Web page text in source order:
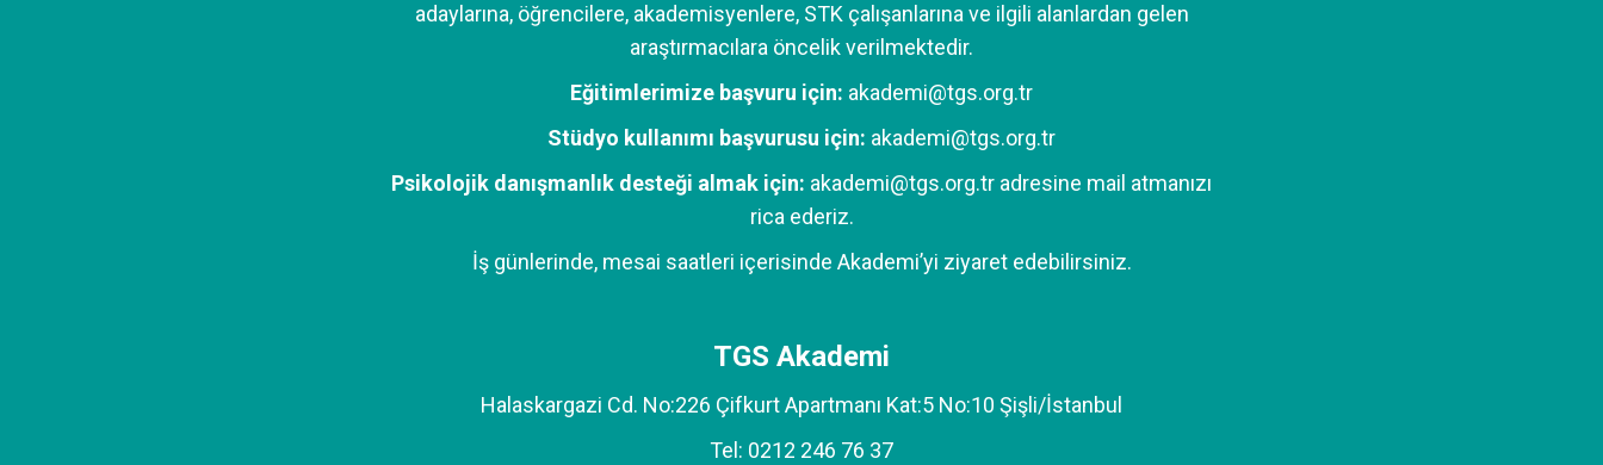
adaylarına, öğrencilere, akademisyenlere, STK çalışanlarına ve ilgili alanlardan gelen
araştırmacılara öncelik verilmektedir.
Eğitimlerimize başvuru için: akademi@tgs.org.tr
Stüdyo kullanımı başvurusu için: akademi@tgs.org.tr
Psikolojik danışmanlık desteği almak için: akademi@tgs.org.tr adresine mail atmanızı
rica ederiz.
İş günlerinde, mesai saatleri içerisinde Akademi’yi ziyaret edebilirsiniz.
TGS Akademi
Halaskargazi Cd. No:226 Çifkurt Apartmanı Kat:5 No:10 Şişli/İstanbul
Tel: 0212 246 76 37